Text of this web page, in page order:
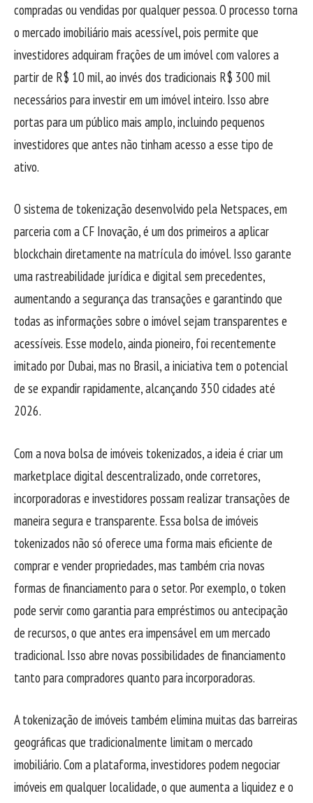
compradas ou vendidas por qualquer pessoa. O processo torna
o mercado imobiliário mais acessível, pois permite que
investidores adquiram frações de um imóvel com valores a
partir de R$ 10 mil, ao invés dos tradicionais R$ 300 mil
necessários para investir em um imóvel inteiro. Isso abre
portas para um público mais amplo, incluindo pequenos
investidores que antes não tinham acesso a esse tipo de
ativo.
O sistema de tokenização desenvolvido pela Netspaces, em
parceria com a CF Inovação, é um dos primeiros a aplicar
blockchain diretamente na matrícula do imóvel. Isso garante
uma rastreabilidade jurídica e digital sem precedentes,
aumentando a segurança das transações e garantindo que
todas as informações sobre o imóvel sejam transparentes e
acessíveis. Esse modelo, ainda pioneiro, foi recentemente
imitado por Dubai, mas no Brasil, a iniciativa tem o potencial
de se expandir rapidamente, alcançando 350 cidades até
2026.
Com a nova bolsa de imóveis tokenizados, a ideia é criar um
marketplace digital descentralizado, onde corretores,
incorporadoras e investidores possam realizar transações de
maneira segura e transparente. Essa bolsa de imóveis
tokenizados não só oferece uma forma mais eficiente de
comprar e vender propriedades, mas também cria novas
formas de financiamento para o setor. Por exemplo, o token
pode servir como garantia para empréstimos ou antecipação
de recursos, o que antes era impensável em um mercado
tradicional. Isso abre novas possibilidades de financiamento
tanto para compradores quanto para incorporadoras.
A tokenização de imóveis também elimina muitas das barreiras
geográficas que tradicionalmente limitam o mercado
imobiliário. Com a plataforma, investidores podem negociar
imóveis em qualquer localidade, o que aumenta a liquidez e o